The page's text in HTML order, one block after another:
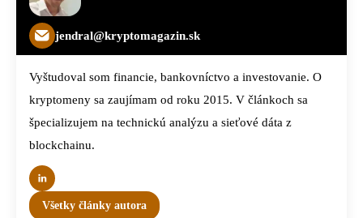
jendral@kryptomagazin.sk
Vyštudoval som financie, bankovníctvo a investovanie. O
kryptomeny sa zaujímam od roku 2015. V článkoch sa
špecializujem na technickú analýzu a sieťové dáta z
blockchainu.
Všetky články autora